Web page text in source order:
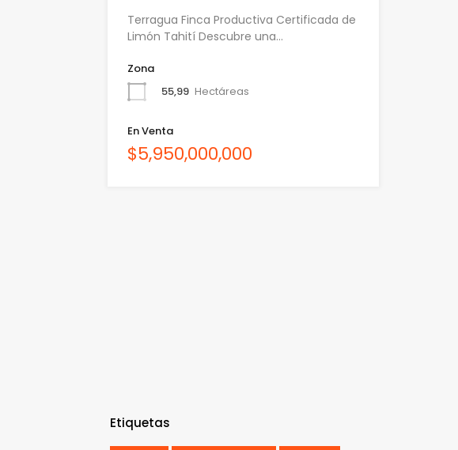
Terragua Finca Productiva Certificada de
Limón Tahití Descubre una…
Zona
55,99 Hectáreas
En Venta
$5,950,000,000
Etiquetas